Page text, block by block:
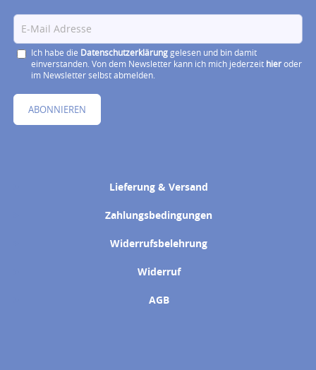
Ich habe die Datenschutzerklärunggelesen und bin damit
einverstanden. Von dem Newsletter kann ich mich jederzeit hieroder
im Newsletter selbst abmelden.
ABONNIEREN
Lieferung & Versand
Zahlungsbedingungen
Widerrufsbelehrung
Widerruf
AGB